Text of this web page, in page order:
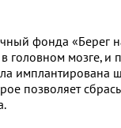
фонда «Берег
головном мозге, и
имплантирована
позволяет